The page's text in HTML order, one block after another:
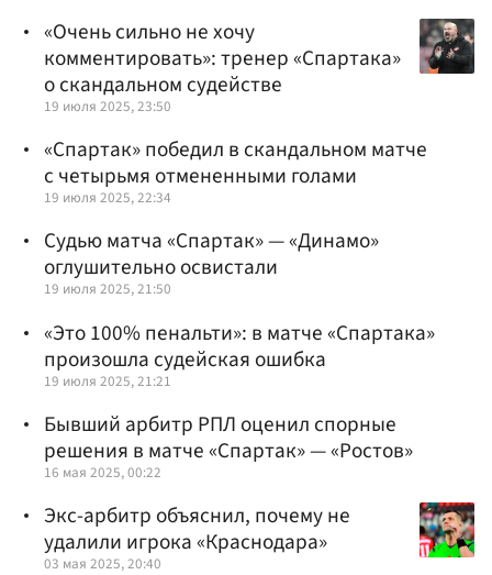
«Очень сильно не хочу
комментировать»: тренер «Спартака»
о скандальном судействе
19 июля 2025, 23:50
«Спартак» победил в скандальном матче
с четырьмя отмененными голами
19 июля 2025, 22:34
Судью матча «Спартак» — «Динамо»
оглушительно освистали
19 июля 2025, 21:50
«Это 100% пенальти»: в матче «Спартака»
произошла судейская ошибка
19 июля 2025, 21:21
Бывший арбитр РПЛ оценил спорные
решения в матче «Спартак» — «Ростов»
16 мая 2025, 00:22
Экс-арбитр объяснил, почему не
удалили игрока «Краснодара»
03 мая 2025, 20:40